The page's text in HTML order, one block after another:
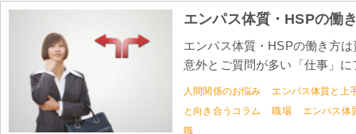
エンパス体質・HSPの働
エンパス体質・HSPの働き方
意外とご質問が多い「仕事」
人間関係のお悩み
エンパス体質と上
と向き合うコラム
職場
エンパス体
職